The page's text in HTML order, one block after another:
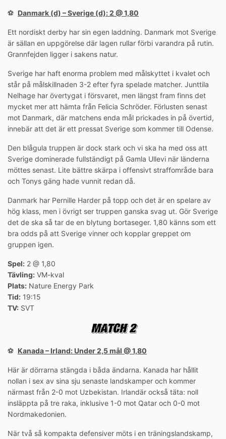
⚽️ Danmark (d) – Sverige (d): 2 @ 1,80
Ett nordiskt derby har sin egen laddning. Danmark mot Sverige
är sällan en uppgörelse där lagen rullar förbi varandra på rutin.
Grannfejden ligger i sakens natur.
Sverige har haft enorma problem med målskyttet i kvalet och
står på målskillnaden 3-2 efter fyra spelade matcher. Junttila
Nelhage har övertygat i försvaret, men längst fram finns det
mycket mer att hämta från Felicia Schröder. Förlusten senast
mot Danmark, där matchens enda mål prickades in på övertid,
innebär att det är ett pressat Sverige som kommer till Odense.
Den blågula truppen är dock stark och vi ska ha med oss att
Sverige dominerade fullständigt på Gamla Ullevi när länderna
möttes senast. Lite bättre skärpa i offensivt straffområde bara
och Tonys gäng hade vunnit redan då.
Danmark har Pernille Harder på topp och det är en spelare av
hög klass, men i övrigt ser truppen ganska svag ut. Gör Sverige
det de ska så tar de en blytung bortaseger. 1,80 känns som ett
bra odds på att Sverige vinner och kopplar greppet om
gruppen igen.
Spel: 2 @ 1,80
Tävling: VM-kval
Plats: Nature Energy Park
Tid: 19:15
TV: SVT
⚽️ Kanada – Irland: Under 2,5 mål @ 1,80
Här är dörrarna stängda i båda ändarna. Kanada har hållit
nollan i sex av sina sju senaste landskamper och kommer
närmast från 2-0 mot Uzbekistan. Irlandär också täta: noll
insläppta på tre raka, inklusive 1-0 mot Qatar och 0-0 mot
Nordmakedonien.
När två så kompakta defensiver möts i en träningslandskamp,